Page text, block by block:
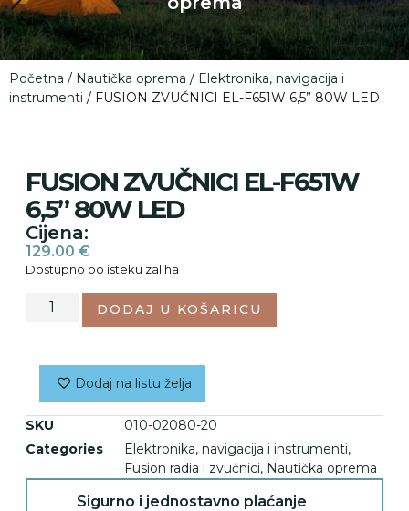
Početna / Nautička oprema / Elektronika, navigacija i
instrumenti / FUSION ZVUČNICI EL-F651W 6,5” 80W LED
FUSION ZVUČNICI EL-F651W
6,5” 80W LED
Cijena:
129.00 €
Dostupno po isteku zaliha
DODAJ U KOŠARICU
Dodaj na listu želja
SKU
010-02080-20
Categories
Elektronika, navigacija i instrumenti,
Fusion radia i zvučnici, Nautička oprema
Sigurno i jednostavno plaćanje